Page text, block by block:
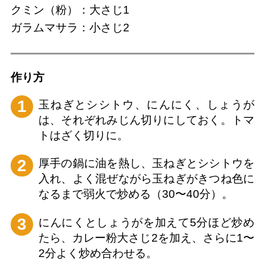
クミン（粉）：大さじ1
ガラムマサラ：小さじ2
作り⽅
1
玉ねぎとシシトウ、にんにく、しょうが
は、それぞれみじん切りにしておく。トマ
トはざく切りに。
2
厚手の鍋に油を熱し、玉ねぎとシシトウを
入れ、よく混ぜながら玉ねぎがきつね色に
なるまで弱火で炒める（30〜40分）。
3
にんにくとしょうがを加えて5分ほど炒め
たら、カレー粉大さじ2を加え、さらに1〜
2分よく炒め合わせる。